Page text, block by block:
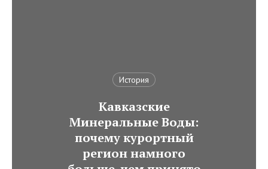
История
Кавказские
Минеральные Воды:
почему курортный
регион намного